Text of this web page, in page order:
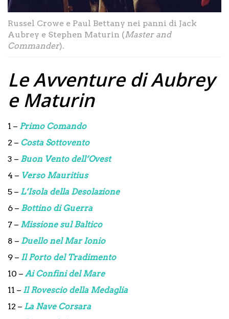
Russel Crowe e Paul Bettany nei panni di Jack
Aubrey e Stephen Maturin (Master and
Commander).
Le Avventure di Aubrey
e Maturin
1 – Primo Comando
2 – Costa Sottovento
3 – Buon Vento dell’Ovest
4 – Verso Mauritius
5 – L’Isola della Desolazione
6 – Bottino di Guerra
7 – Missione sul Baltico
8 – Duello nel Mar Ionio
9 – Il Porto del Tradimento
10 – Ai Confini del Mare
11 – Il Rovescio della Medaglia
12 – La Nave Corsara